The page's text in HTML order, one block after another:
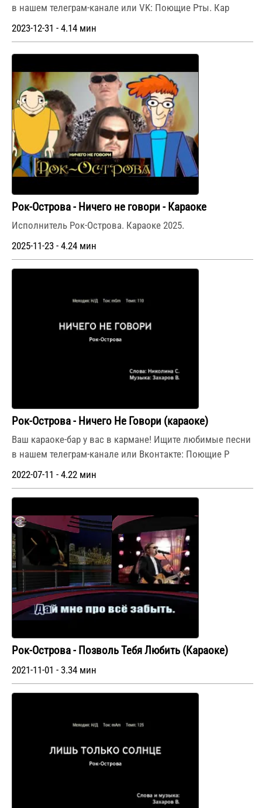
в нашем телеграм-канале или VK: Поющие Рты. Кар
2023-12-31 - 4.14 мин
Рок-Острова - Ничего не говори - Караоке
Исполнитель Рок-Острова. Караоке 2025.
2025-11-23 - 4.24 мин
Рок-Острова - Ничего Не Говори (караоке)
Ваш караоке-бар у вас в кармане! Ищите любимые песни
в нашем телеграм-канале или Вконтакте: Поющие Р
2022-07-11 - 4.22 мин
Рок-Острова - Позволь Тебя Любить (Караоке)
2021-11-01 - 3.34 мин